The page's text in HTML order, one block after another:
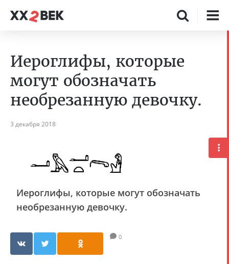
Иероглифы, которые
могут обозначать
необрезанную девочку.
3 декабря 2018
Иероглифы, которые могут обозначать
необрезанную девочку.
0